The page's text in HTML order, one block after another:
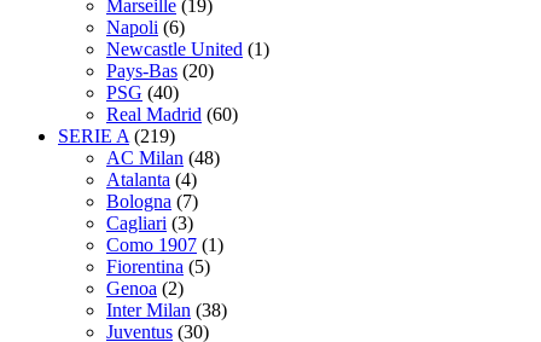
Marseille (19)
Napoli (6)
Newcastle United (1)
Pays-Bas (20)
PSG (40)
Real Madrid (60)
SERIE A (219)
AC Milan (48)
Atalanta (4)
Bologna (7)
Cagliari (3)
Como 1907 (1)
Fiorentina (5)
Genoa (2)
Inter Milan (38)
Juventus (30)